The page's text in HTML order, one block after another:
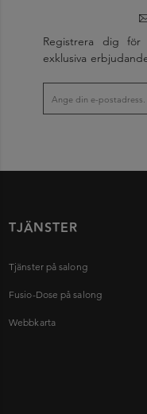
Registrera dig
exklusiva
TJÄNSTER
Tjänster på salong
Fusio-Dose på salong
Webbkarta